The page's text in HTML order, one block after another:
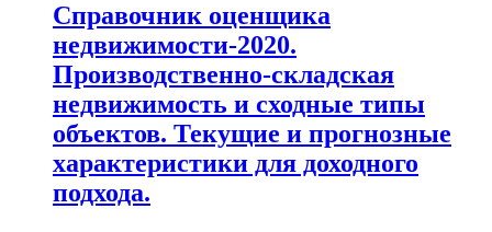
Справочник оценщика
недвижимости-2020.
Производственно-складская
недвижимость и сходные типы
объектов. Текущие и прогнозные
характеристики для доходного
подхода.